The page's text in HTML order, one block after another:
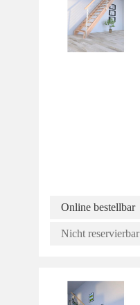
Online bestellbar
Nicht reservierbar